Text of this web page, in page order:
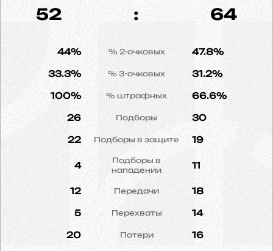
52 : 64
44% % 2-очковых 47.8%
33.3% % 3-очковых 31.2%
100% % штрафных 66.6%
26 Подборы 30
22 Подборы в защите 19
4
Подборы в
нападении
11
12 Передачи 18
5 Перехваты 14
20 Потери 16